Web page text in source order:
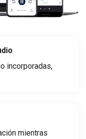
incorporadas,
mientras